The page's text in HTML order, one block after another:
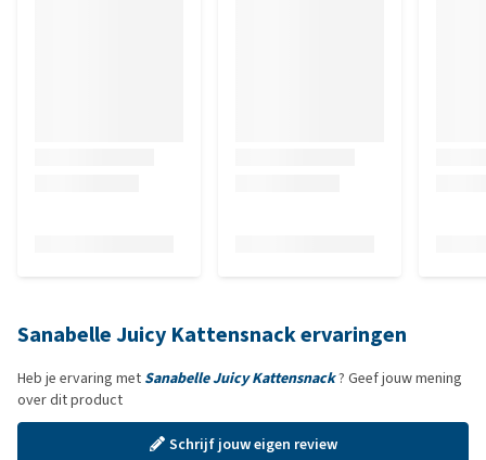
Sanabelle Juicy Kattensnack ervaringen
Heb je ervaring met Sanabelle Juicy Kattensnack? Geef jouw mening
over dit product
Schrijf jouw eigen review